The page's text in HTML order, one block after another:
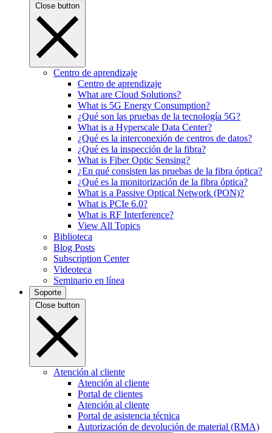
Close button
Centro de aprendizaje
Centro de aprendizaje
What are Cloud Solutions?
What is 5G Energy Consumption?
¿Qué son las pruebas de la tecnología 5G?
What is a Hyperscale Data Center?
¿Qué es la interconexión de centros de datos?
¿Qué es la inspección de la fibra?
What is Fiber Optic Sensing?
¿En qué consisten las pruebas de la fibra óptica?
¿Qué es la monitorización de la fibra óptica?
What is a Passive Optical Network (PON)?
What is PCIe 6.0?
What is RF Interference?
View All Topics
Biblioteca
Blog Posts
Subscription Center
Videoteca
Seminario en línea
Soporte
Close button
Atención al cliente
Atención al cliente
Portal de clientes
Atención al cliente
Portal de asistencia técnica
Autorización de devolución de material (RMA)